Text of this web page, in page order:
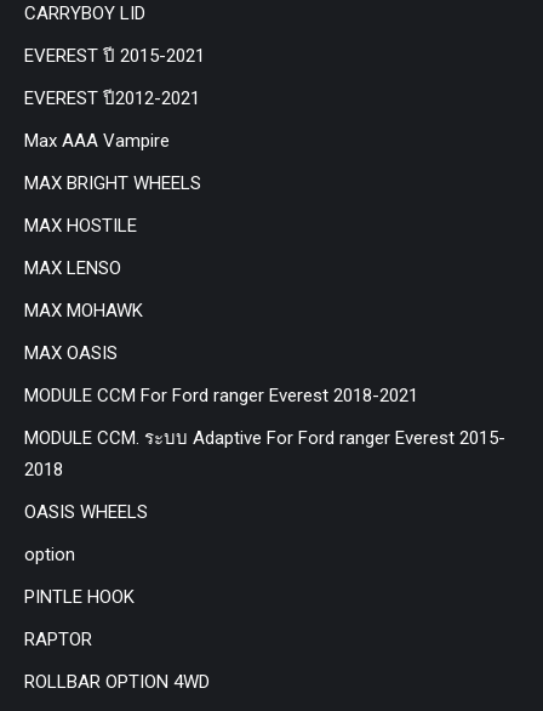
CARRYBOY LID
EVEREST ปี 2015-2021
EVEREST ปี2012-2021
Max AAA Vampire
MAX BRIGHT WHEELS
MAX HOSTILE
MAX LENSO
MAX MOHAWK
MAX OASIS
MODULE CCM For Ford ranger Everest 2018-2021
MODULE CCM. ระบบ Adaptive For Ford ranger Everest 2015-
2018
OASIS WHEELS
option
PINTLE HOOK
RAPTOR
ROLLBAR OPTION 4WD